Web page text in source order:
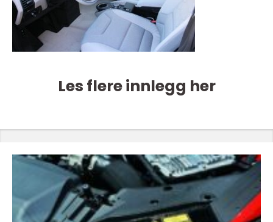
Les flere innlegg her